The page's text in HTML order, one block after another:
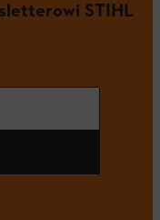
STIHL